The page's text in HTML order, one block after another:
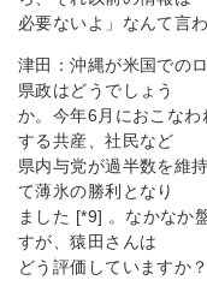
必要ないよ」なんて言
津田：沖縄が米国での
県政はどうでしょう
か。今年6月におこな
する共産、社民など
県内与党が過半数を維
て薄氷の勝利となり
ました [*9] 。なかなか
すが、猿田さんは
どう評価していますか？